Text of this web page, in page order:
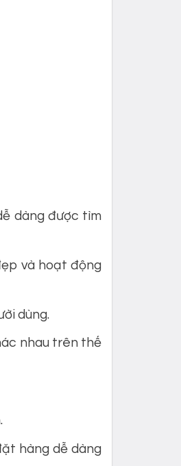
dàng được tìm
và hoạt động
dùng.
nhau trên thế
hàng dễ dàng